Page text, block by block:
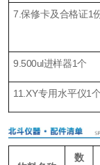
7.保修卡及合格证1
9.500ul进样器1个
11.XY专用水平仪1个
数